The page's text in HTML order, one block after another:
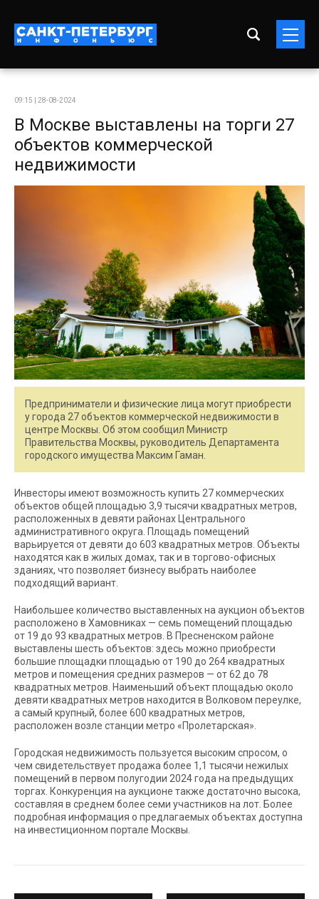
09:15 | 28-08-2024
В Москве выставлены на торги 27
объектов коммерческой
недвижимости
Предприниматели и физические лица могут приобрести
у города 27 объектов коммерческой недвижимости в
центре Москвы. Об этом сообщил Министр
Правительства Москвы, руководитель Департамента
городского имущества Максим Гаман.
Инвесторы имеют возможность купить 27 коммерческих
объектов общей площадью 3,9 тысячи квадратных метров,
расположенных в девяти районах Центрального
административного округа. Площадь помещений
варьируется от девяти до 603 квадратных метров. Объекты
находятся как в жилых домах, так и в торгово-офисных
зданиях, что позволяет бизнесу выбрать наиболее
подходящий вариант.
Наибольшее количество выставленных на аукцион объектов
расположено в Хамовниках — семь помещений площадью
от 19 до 93 квадратных метров. В Пресненском районе
выставлены шесть объектов: здесь можно приобрести
большие площадки площадью от 190 до 264 квадратных
метров и помещения средних размеров — от 62 до 78
квадратных метров. Наименьший объект площадью около
девяти квадратных метров находится в Волковом переулке,
а самый крупный, более 600 квадратных метров,
расположен возле станции метро «Пролетарская».
Городская недвижимость пользуется высоким спросом, о
чем свидетельствует продажа более 1,1 тысячи нежилых
помещений в первом полугодии 2024 года на предыдущих
торгах. Конкуренция на аукционе также достаточно высока,
составляя в среднем более семи участников на лот. Более
подробная информация о предлагаемых объектах доступна
на инвестиционном портале Москвы.